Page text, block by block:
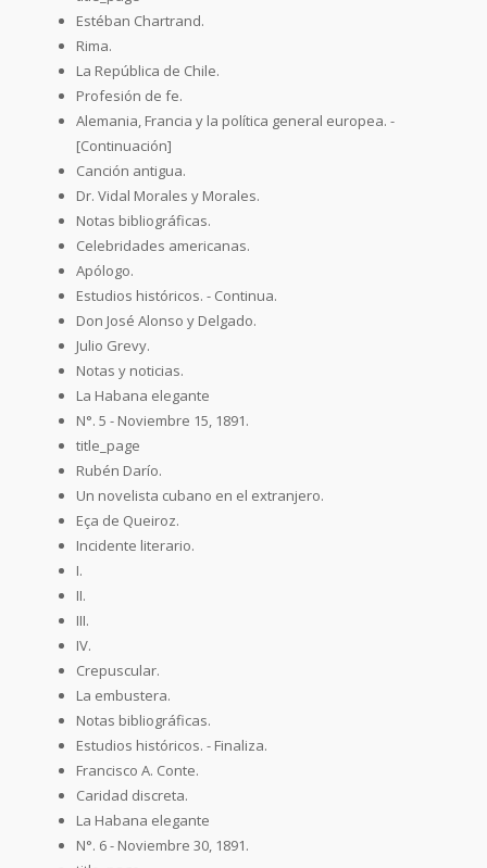
Estéban Chartrand.
Rima.
La República de Chile.
Profesión de fe.
Alemania, Francia y la política general europea. -
[Continuación]
Canción antigua.
Dr. Vidal Morales y Morales.
Notas bibliográficas.
Celebridades americanas.
Apólogo.
Estudios históricos. - Continua.
Don José Alonso y Delgado.
Julio Grevy.
Notas y noticias.
La Habana elegante
N°. 5 - Noviembre 15, 1891.
title_page
Rubén Darío.
Un novelista cubano en el extranjero.
Eça de Queiroz.
Incidente literario.
I.
II.
III.
IV.
Crepuscular.
La embustera.
Notas bibliográficas.
Estudios históricos. - Finaliza.
Francisco A. Conte.
Caridad discreta.
La Habana elegante
N°. 6 - Noviembre 30, 1891.